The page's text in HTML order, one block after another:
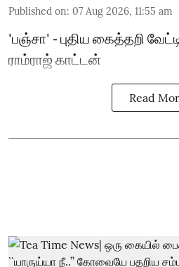
Published on: 07 Aug 2026, 11:55 am
'பஞ்சா' - புதிய கைத்தறி
ராம்ராஜ் காட்டன்
Read